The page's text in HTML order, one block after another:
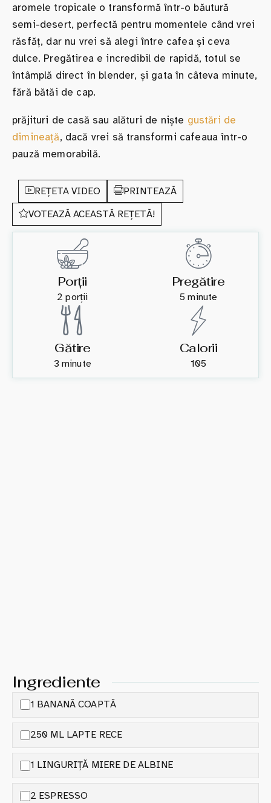
aromele tropicale o transformă într-o băutură
semi-desert, perfectă pentru momentele când vrei
răsfăț, dar nu vrei să alegi între cafea și ceva
dulce. Pregătirea e incredibil de rapidă, totul se
întâmplă direct în blender, și gata în câteva minute,
fără bătăi de cap.
prăjituri de casă sau alături de niște gustări de
dimineață, dacă vrei să transformi cafeaua într-o
pauză memorabilă.
REȚETA VIDEO
PRINTEAZĂ
VOTEAZĂ ACEASTĂ REȚETĂ!
Porții
2 porții
Pregătire
5 minute
Gătire
3 minute
Calorii
105
Ingrediente
1 BANANĂ COAPTĂ
250 ML LAPTE RECE
1 LINGURIȚĂ MIERE DE ALBINE
2 ESPRESSO